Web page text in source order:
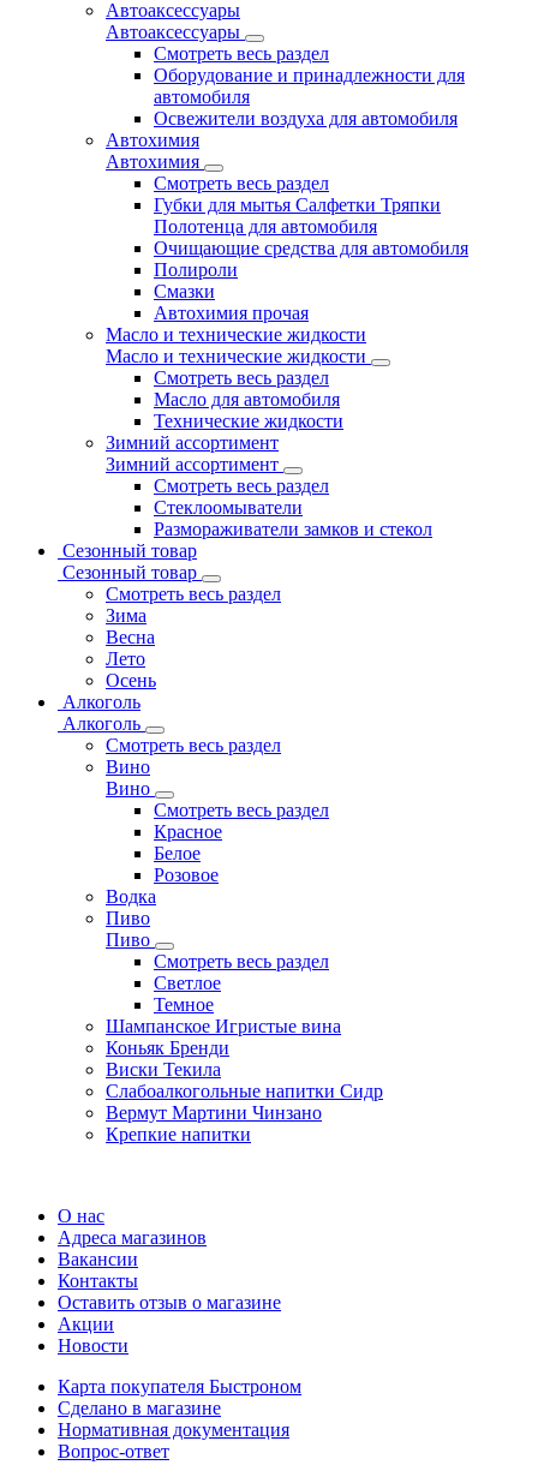
Автоаксессуары
Автоаксессуары
Смотреть весь раздел
Оборудование и принадлежности для
автомобиля
Освежители воздуха для автомобиля
Автохимия
Автохимия
Смотреть весь раздел
Губки для мытья Салфетки Тряпки
Полотенца для автомобиля
Очищающие средства для автомобиля
Полироли
Смазки
Автохимия прочая
Масло и технические жидкости
Масло и технические жидкости
Смотреть весь раздел
Масло для автомобиля
Технические жидкости
Зимний ассортимент
Зимний ассортимент
Смотреть весь раздел
Стеклоомыватели
Размораживатели замков и стекол
Сезонный товар
Сезонный товар
Смотреть весь раздел
Зима
Весна
Лето
Осень
Алкоголь
Алкоголь
Смотреть весь раздел
Вино
Вино
Смотреть весь раздел
Красное
Белое
Розовое
Водка
Пиво
Пиво
Смотреть весь раздел
Cветлое
Темное
Шампанское Игристые вина
Коньяк Бренди
Виски Текила
Слабоалкогольные напитки Сидр
Вермут Мартини Чинзано
Крепкие напитки
О нас
Адреса магазинов
Вакансии
Контакты
Оставить отзыв о магазине
Акции
Новости
Карта покупателя Быстроном
Сделано в магазине
Нормативная документация
Вопрос-ответ